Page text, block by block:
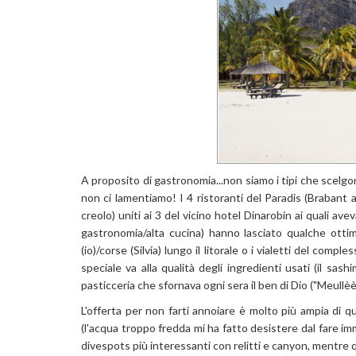
A proposito di gastronomia...non siamo i tipi che
non ci lamentiamo! I 4 ristoranti del Paradis (Brabant
creolo) uniti ai 3 del vicino hotel Dinarobin ai quali
gastronomia/alta cucina) hanno lasciato qualche
(io)/corse (Silvia) lungo il litorale o i vialetti del
speciale va alla qualità degli ingredienti usati (il
pasticceria che sfornava ogni sera il ben di Dio
L'offerta per non farti annoiare è molto più ampia di
(l'acqua troppo fredda mi ha fatto desistere dal fare
divespots più interessanti con relitti e canyon, mentre